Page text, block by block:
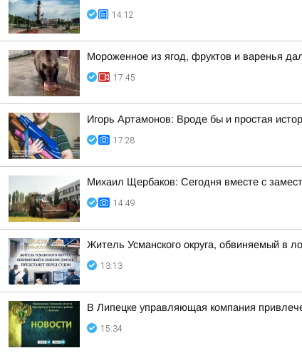
14:12
Мороженное из ягод, фруктов и варенья
17:45
Игорь Артамонов: Вроде бы и простая
17:28
Михаил Щербаков: Сегодня вместе с
14:49
Житель Усманского округа, обвиняемый в
13:13
В Липецке управляющая компания
15:34